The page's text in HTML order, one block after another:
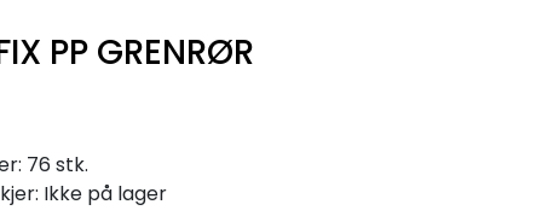
PP GRENRØR
76 stk.
Ikke på lager